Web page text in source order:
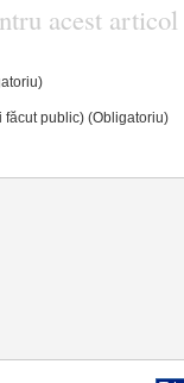
acest articol
făcut public) (Obligatoriu)